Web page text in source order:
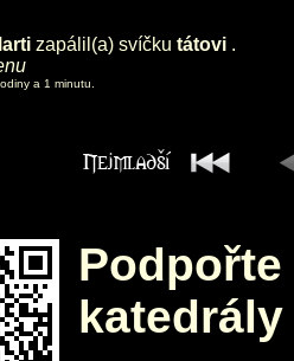
zapálil(a) svíčku tátovi .
a 1 minutu.
katedrály